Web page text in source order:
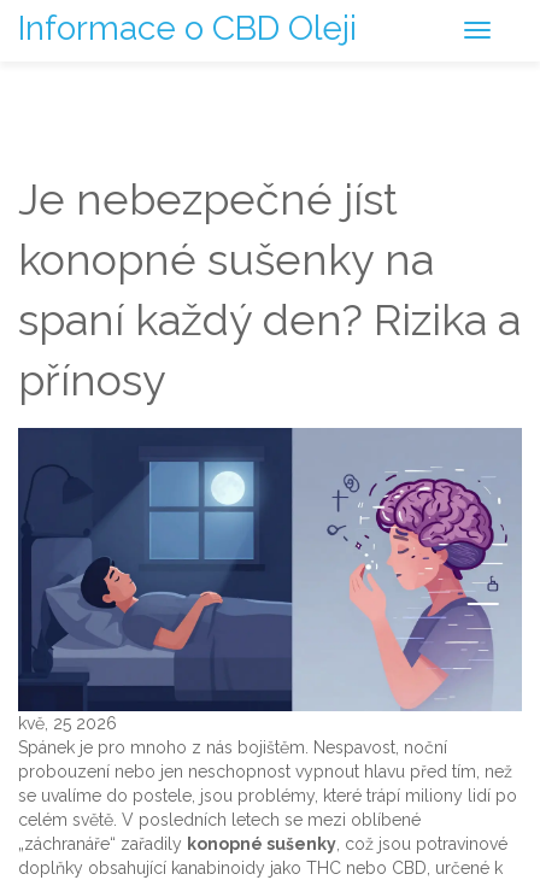
Informace o CBD Oleji
Je nebezpečné jíst
konopné sušenky na
spaní každý den? Rizika a
přínosy
kvě, 25 2026
Spánek je pro mnoho z nás bojištěm. Nespavost, noční
probouzení nebo jen neschopnost vypnout hlavu před tím, než
se uvalíme do postele, jsou problémy, které trápí miliony lidí po
celém světě. V posledních letech se mezi oblíbené
„záchranáře“ zařadily konopné sušenky , což jsou potravinové
doplňky obsahující kanabinoidy jako THC nebo CBD, určené k